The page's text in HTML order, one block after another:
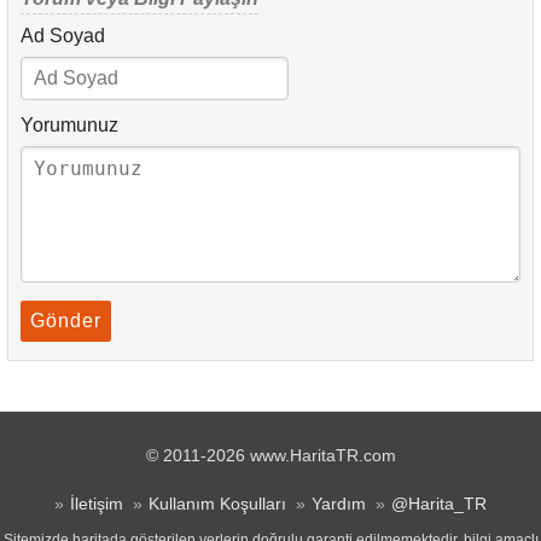
Ad Soyad
Yorumunuz
Gönder
© 2011-2026 www.HaritaTR.com
İletişim Kullanım Koşulları Yardım @Harita_TR